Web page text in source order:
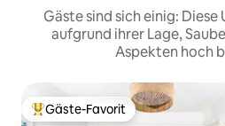
Gäste sind sich einig:
aufgrund ihrer Lage,
Aspekten hoch
Beliebter Gäste-Favorit.
Gäste-Favorit